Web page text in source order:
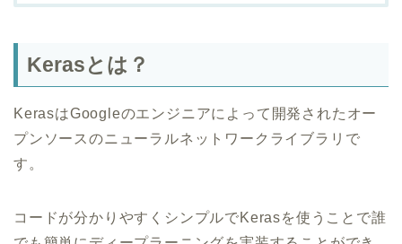
Kerasとは？
KerasはGoogleのエンジニアによって開発されたオー
プンソースのニューラルネットワークライブラリで
す。
コードが分かりやすくシンプルでKerasを使うことで誰